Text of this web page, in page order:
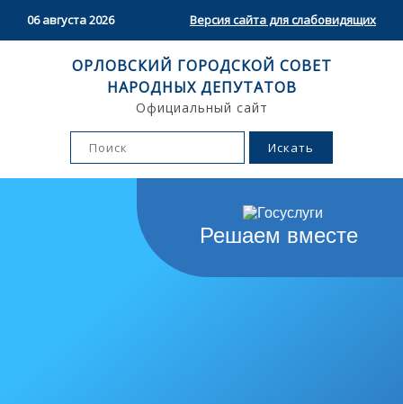
06 августа 2026 Версия сайта для слабовидящих
ОРЛОВСКИЙ ГОРОДСКОЙ СОВЕТ
НАРОДНЫХ ДЕПУТАТОВ
Официальный сайт
Решаем вместе